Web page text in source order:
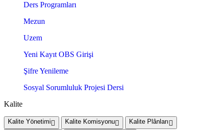
Ders Programları
Mezun
Uzem
Yeni Kayıt OBS Girişi
Şifre Yenileme
Sosyal Sorumluluk Projesi Dersi
Kalite
Kalite Yönetimi Kalite Komisyonu
Kalite Plânları